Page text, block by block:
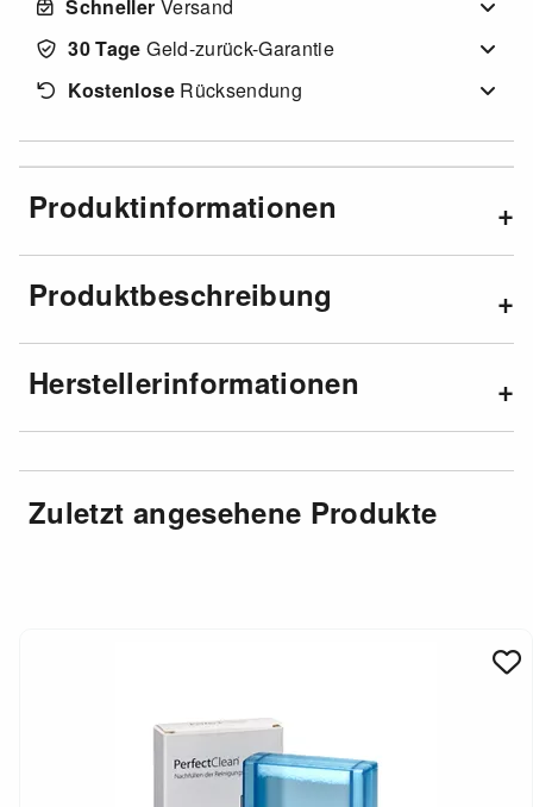
Schneller Versand
30 Tage Geld-zurück-Garantie
KostenloseRücksendung
Produktinformationen
Produktbeschreibung
Herstellerinformationen
Zuletzt angesehene Produkte